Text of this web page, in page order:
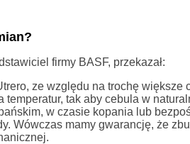
firmy BASF, przekazał:
ze względu na trochę większe
tak aby cebula w
w czasie kopania lub
Wówczas mamy gwarancję, że